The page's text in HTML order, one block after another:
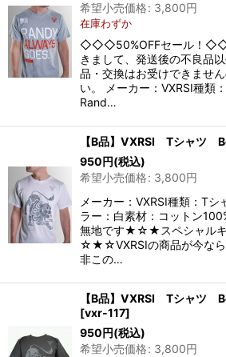
希望小売価格: 3,800円
在庫わずか
◇◇◇50%OFFセール！
きまして、発送後の不良品
品・交換はお受けできませ
い。 メーカー：VXRSI種類
Rand…
【B品】VXRSI Tシャツ
950円(税込)
希望小売価格: 3,800円
メーカー：VXRSI種類：Tシ
ラー：白素材：コットン
無地です★☆★スペシャルキ
☆★☆VXRSIの商品が今なら
非この…
【B品】VXRSI Tシャツ
[vxr-117]
950円(税込)
希望小売価格: 3,800円